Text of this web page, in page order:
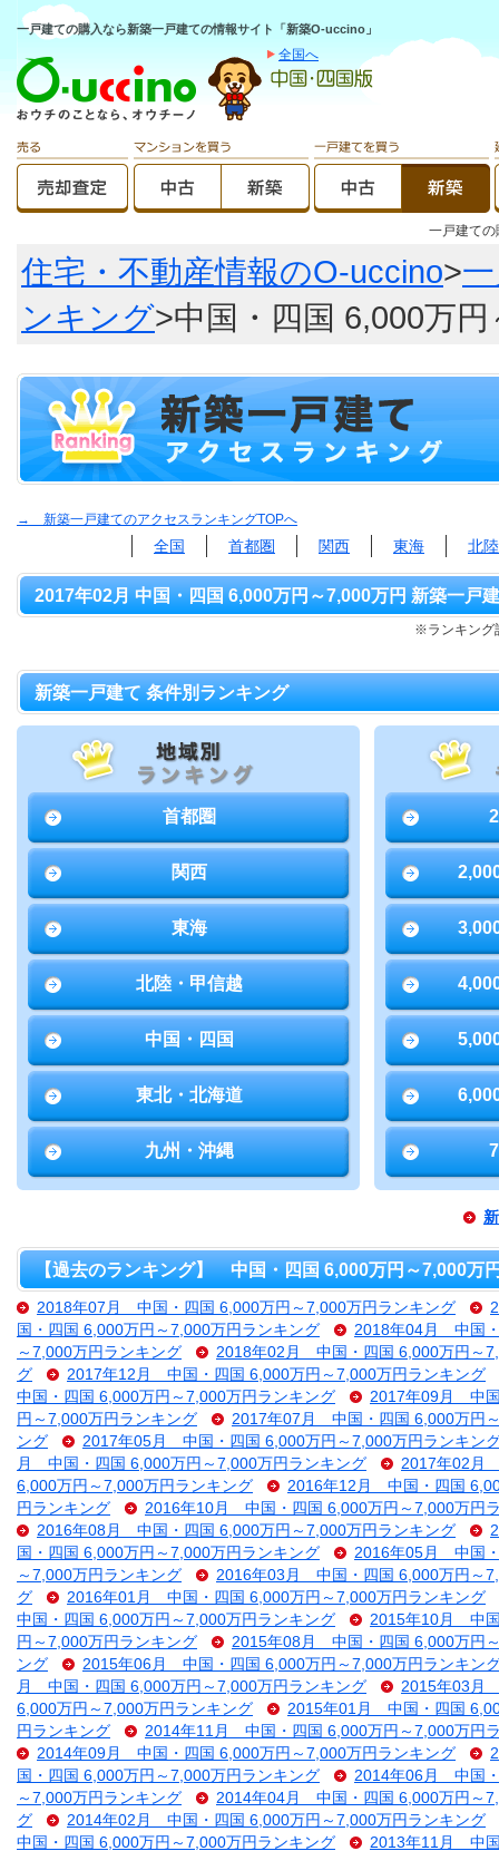
一戸建ての購入なら新築一戸建ての情報サイト「新築O-uccino」
全国へ
一戸建て
住宅・不動産情報のO-uccino>
ンキング>中国・四国 6,000万
→ 新築一戸建てのアクセスランキングTOPへ
全国 首都圏 関西 東海 北
2017年02月 中国・四国 6,000万円～7,000万円 新築一戸
※ランキング
新築一戸建て 条件別ランキング
首都圏
関西
東海
北陸・甲信越
中国・四国
東北・北海道
九州・沖縄
【過去のランキング】 中国・四国 6,000万円～7,000万
2018年07月 中国・四国 6,000万円～7,000万円ランキング
国・四国 6,000万円～7,000万円ランキング
2018年04月 中国
～7,000万円ランキング
2018年02月 中国・四国 6,000万円～
グ
2017年12月 中国・四国 6,000万円～7,000万円ランキング
中国・四国 6,000万円～7,000万円ランキング
2017年09月 中国
円～7,000万円ランキング
2017年07月 中国・四国 6,000万円
ング
2017年05月 中国・四国 6,000万円～7,000万円ランキン
月 中国・四国 6,000万円～7,000万円ランキング
2017年02月
6,000万円～7,000万円ランキング
2016年12月 中国・四国
円ランキング
2016年10月 中国・四国 6,000万円～7,000万円
2016年08月 中国・四国 6,000万円～7,000万円ランキング
国・四国 6,000万円～7,000万円ランキング
2016年05月 中国
～7,000万円ランキング
2016年03月 中国・四国 6,000万円～
グ
2016年01月 中国・四国 6,000万円～7,000万円ランキング
中国・四国 6,000万円～7,000万円ランキング
2015年10月 中国
円～7,000万円ランキング
2015年08月 中国・四国 6,000万円
ング
2015年06月 中国・四国 6,000万円～7,000万円ランキン
月 中国・四国 6,000万円～7,000万円ランキング
2015年03月
6,000万円～7,000万円ランキング
2015年01月 中国・四国
円ランキング
2014年11月 中国・四国 6,000万円～7,000万円
2014年09月 中国・四国 6,000万円～7,000万円ランキング
国・四国 6,000万円～7,000万円ランキング
2014年06月 中国
～7,000万円ランキング
2014年04月 中国・四国 6,000万円～
グ
2014年02月 中国・四国 6,000万円～7,000万円ランキング
中国・四国 6,000万円～7,000万円ランキング
2013年11月 中国